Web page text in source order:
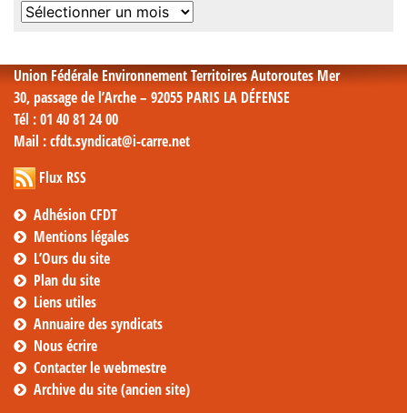
Archives
Union Fédérale Environnement Territoires Autoroutes Mer
30, passage de l’Arche – 92055 PARIS LA DÉFENSE
Tél : 01 40 81 24 00
Mail : cfdt.syndicat@i-carre.net
Flux RSS
Adhésion CFDT
Mentions légales
L’Ours du site
Plan du site
Liens utiles
Annuaire des syndicats
Nous écrire
Contacter le webmestre
Archive du site (ancien site)